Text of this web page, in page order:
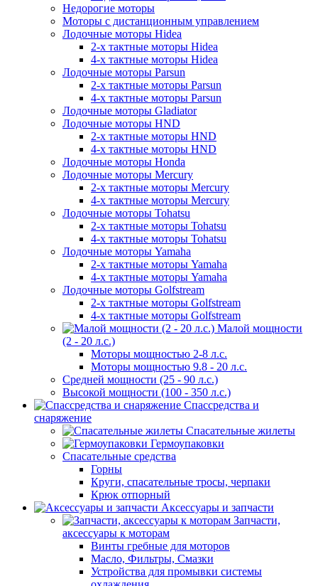
Недорогие моторы
Моторы с дистанционным управлением
Лодочные моторы Hidea
2-х тактные моторы Hidea
4-х тактные моторы Hidea
Лодочные моторы Parsun
2-х тактные моторы Parsun
4-х тактные моторы Parsun
Лодочные моторы Gladiator
Лодочные моторы HND
2-х тактные моторы HND
4-х тактные моторы HND
Лодочные моторы Honda
Лодочные моторы Mercury
2-х тактные моторы Mercury
4-х тактные моторы Mercury
Лодочные моторы Tohatsu
2-х тактные моторы Tohatsu
4-х тактные моторы Tohatsu
Лодочные моторы Yamaha
2-х тактные моторы Yamaha
4-х тактные моторы Yamaha
Лодочные моторы Golfstream
2-х тактные моторы Golfstream
4-х тактные моторы Golfstream
Малой мощности
(2 - 20 л.с.)
Моторы мощностью 2-8 л.с.
Моторы мощностью 9.8 - 20 л.с.
Средней мощности (25 - 90 л.с.)
Высокой мощности (100 - 350 л.с.)
Спассредства и
снаряжение
Спасательные жилеты
Гермоупаковки
Спасательные средства
Горны
Круги, спасательные тросы, черпаки
Крюк отпорный
Аксессуары и запчасти
Запчасти,
аксессуары к моторам
Винты гребные для моторов
Масло, Фильтры, Смазки
Устройства для промывки системы